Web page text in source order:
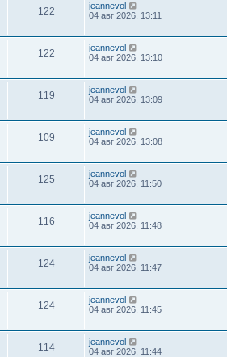
122
jeannevol
04 авг 2026, 13:11
122
jeannevol
04 авг 2026, 13:10
119
jeannevol
04 авг 2026, 13:09
109
jeannevol
04 авг 2026, 13:08
125
jeannevol
04 авг 2026, 11:50
116
jeannevol
04 авг 2026, 11:48
124
jeannevol
04 авг 2026, 11:47
124
jeannevol
04 авг 2026, 11:45
114
jeannevol
04 авг 2026, 11:44